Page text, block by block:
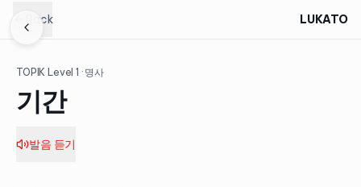
Back LUKATO
TOPIK Level1 · 명사
기간
발음 듣기